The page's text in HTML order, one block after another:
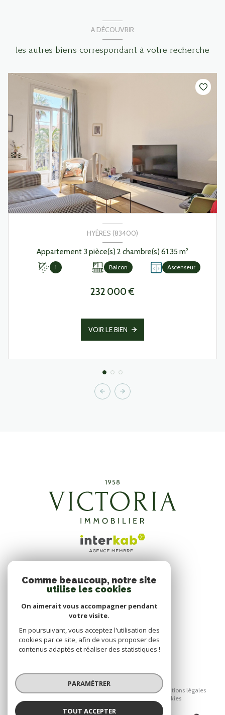
A DÉCOUVRIR
les autres biens correspondant à votre recherche
HYÈRES (83400)
Appartement 3 pièce(s) 2 chambre(s) 61.35 m²
1 Balcon Ascenseur
232 000 €
VOIR LE BIEN
ADHÉRENTS
NOUS ADHÉRONS
Mentions légales
Cookies
Comme beaucoup, notre site
utilise les cookies
On aimerait vous accompagner pendant
votre visite.
En poursuivant, vous acceptez l'utilisation des
cookies par ce site, afin de vous proposer des
contenus adaptés et réaliser des statistiques !
PARAMÉTRER
TOUT ACCEPTER